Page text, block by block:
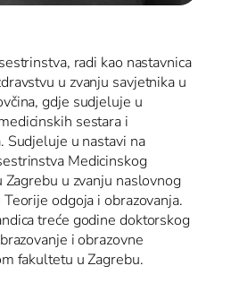
radi kao nastavnica
u zvanju savjetnika u
gdje sudjeluje u
sestara i
Sudjeluje u nastavi na
Medicinskog
u zvanju naslovnog
odgoja i obrazovanja.
treće godine doktorskog
i obrazovne
fakultetu u Zagrebu.